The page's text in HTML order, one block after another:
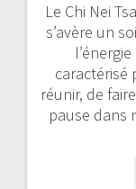
Le Chi Nei
s’avère un
caractérisé
réunir, de
pause dans